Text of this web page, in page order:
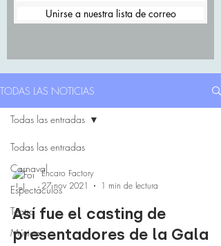
Unirse a nuestra lista de correo
TODAS LAS NOTICIAS
Todas las entradas
Carnaval
Espectáculos
Teatro
Música
Todas las entradas
Encaro Factory
27 nov 2021
1 min de lectura
Así fue el casting de
presentadores de la Gala